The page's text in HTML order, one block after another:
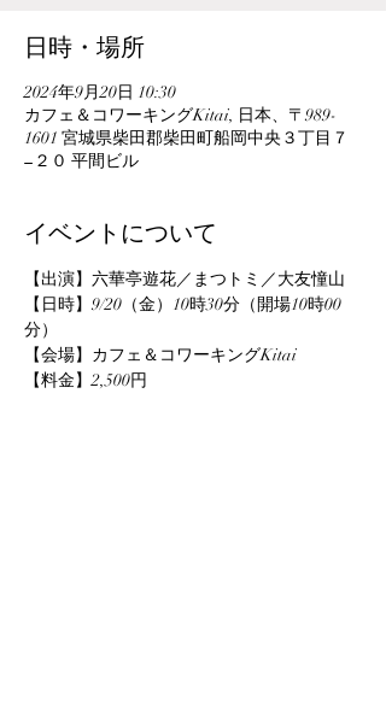
日時・場所
2024年9月20日 10:30
カフェ＆コワーキングKitai, 日本、〒989-
1601 宮城県柴田郡柴田町船岡中央３丁目７
−２０ 平間ビル
イベントについて
【出演】六華亭遊花／まつトミ／大友憧山
【日時】9/20（金）10時30分（開場10時00
分）
【会場】カフェ＆コワーキングKitai
【料金】2,500円